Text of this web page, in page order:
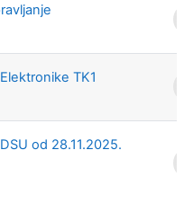
TK1
od 28.11.2025.